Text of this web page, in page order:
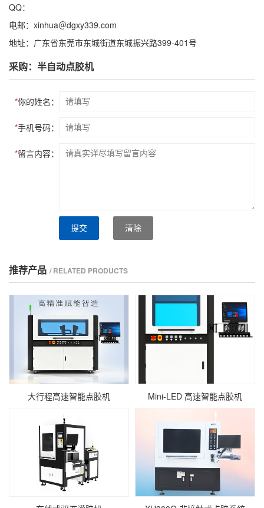
QQ：
电邮：xinhua＠dgxy339.com
地址：广东省东莞市东城街道东城振兴路399-401号
采购：半自动点胶机
*你的姓名：
*手机号码：
*留言内容：
提交 清除
推荐产品 / RELATED PRODUCTS
大行程高速智能点胶机 Mini‑LED 高速智能点胶机